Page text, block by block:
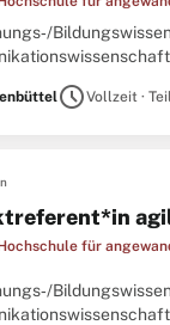
scheduleVollzeit ·
für